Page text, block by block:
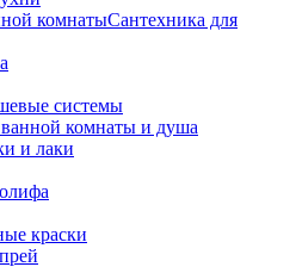
Сантехника для
системы
комнаты и душа
и лаки
краски